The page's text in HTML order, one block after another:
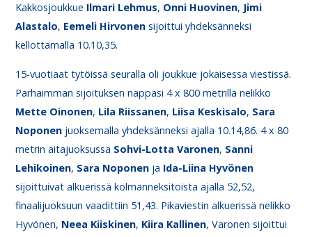
Kakkosjoukkue Ilmari Lehmus, Onni Huovinen, Jimi
Alastalo, Eemeli Hirvonen sijoittui yhdeksänneksi
kellottamalla 10.10,35.
15-vuotiaat tytöissä seuralla oli joukkue jokaisessa viestissä.
Parhaimman sijoituksen nappasi 4 x 800 metrillä nelikko
Mette Oinonen, Lila Riissanen, Liisa Keskisalo, Sara
Noponen juoksemalla yhdeksänneksi ajalla 10.14,86. 4 x 80
metrin aitajuoksussa Sohvi-Lotta Varonen, Sanni
Lehikoinen, Sara Noponen ja Ida-Liina Hyvönen
sijoittuivat alkuerissä kolmanneksitoista ajalla 52,52,
finaalijuoksuun vaadittiin 51,43. Pikaviestin alkuerissä nelikko
Hyvönen, Neea Kiiskinen, Kiira Kallinen, Varonen sijoittui